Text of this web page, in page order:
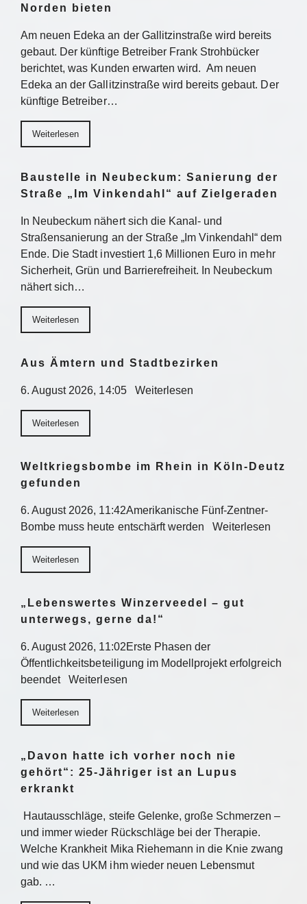
Norden bieten
Am neuen Edeka an der Gallitzinstraße wird bereits
gebaut. Der künftige Betreiber Frank Strohbücker
berichtet, was Kunden erwarten wird. Am neuen
Edeka an der Gallitzinstraße wird bereits gebaut. Der
künftige Betreiber…
Weiterlesen
Baustelle in Neubeckum: Sanierung der
Straße „Im Vinkendahl“ auf Zielgeraden
In Neubeckum nähert sich die Kanal- und
Straßensanierung an der Straße „Im Vinkendahl“ dem
Ende. Die Stadt investiert 1,6 Millionen Euro in mehr
Sicherheit, Grün und Barrierefreiheit. In Neubeckum
nähert sich…
Weiterlesen
Aus Ämtern und Stadtbezirken
6. August 2026, 14:05 Weiterlesen
Weiterlesen
Weltkriegsbombe im Rhein in Köln-Deutz
gefunden
6. August 2026, 11:42Amerikanische Fünf-Zentner-
Bombe muss heute entschärft werden Weiterlesen
Weiterlesen
„Lebenswertes Winzerveedel – gut
unterwegs, gerne da!“
6. August 2026, 11:02Erste Phasen der
Öffentlichkeitsbeteiligung im Modellprojekt erfolgreich
beendet Weiterlesen
Weiterlesen
„Davon hatte ich vorher noch nie
gehört“: 25-Jähriger ist an Lupus
erkrankt
Hautausschläge, steife Gelenke, große Schmerzen –
und immer wieder Rückschläge bei der Therapie.
Welche Krankheit Mika Riehemann in die Knie zwang
und wie das UKM ihm wieder neuen Lebensmut
gab. …